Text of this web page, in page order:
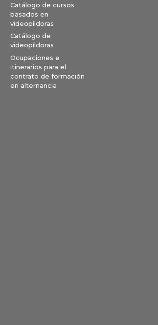
Catálogo de cursos
basados en
videopíldoras
Catálogo de
videopíldoras
Ocupaciones e
itinerarios para el
contrato de formación
en alternancia